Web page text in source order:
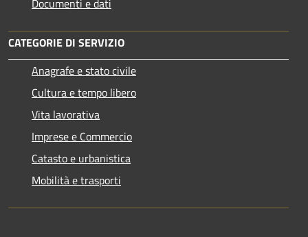
CATEGORIE DI SERVIZIO
Anagrafe e stato civile
Cultura e tempo libero
Vita lavorativa
Imprese e Commercio
Catasto e urbanistica
Mobilità e trasporti